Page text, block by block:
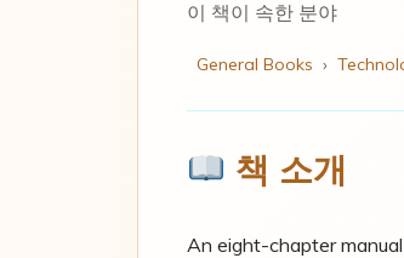
이 책이 속한 분야
General Books ›
책 소개
An eight-chapter